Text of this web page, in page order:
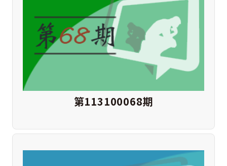
第113100068期